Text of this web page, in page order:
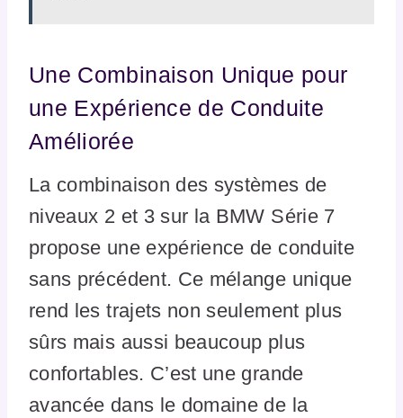
Une Combinaison Unique pour
une Expérience de Conduite
Améliorée
La combinaison des systèmes de
niveaux 2 et 3 sur la BMW Série 7
propose une expérience de conduite
sans précédent. Ce mélange unique
rend les trajets non seulement plus
sûrs mais aussi beaucoup plus
confortables. C’est une grande
avancée dans le domaine de la